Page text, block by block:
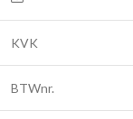
KVK
BTWnr.